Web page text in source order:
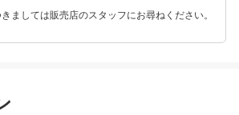
ましては販売店のスタッフにお尋ねください。